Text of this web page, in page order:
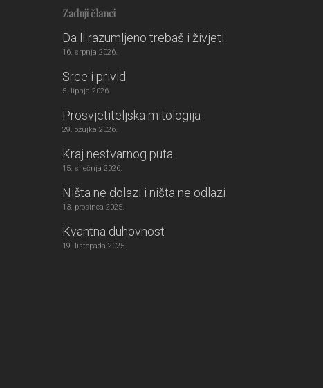
Zadnji članci
Da li razumljeno trebaš i živjeti
16. srpnja 2026.
Srce i privid
5. lipnja 2026.
Prosvjetiteljska mitologija
29. ožujka 2026.
Kraj nestvarnog puta
15. siječnja 2026.
Ništa ne dolazi i ništa ne odlazi
13. prosinca 2025.
Kvantna duhovnost
19. listopada 2025.